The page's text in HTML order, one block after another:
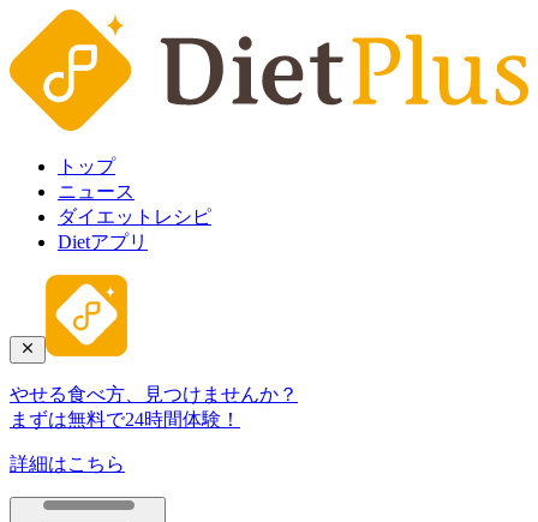
トップ
ニュース
ダイエットレシピ
Dietアプリ
やせる食べ方、見つけませんか？
まずは無料で24時間体験！
詳細はこちら